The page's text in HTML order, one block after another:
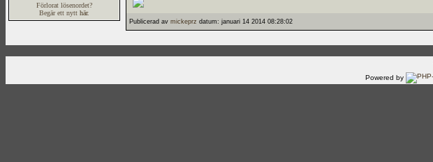
Förlorat lösenordet?
Begär ett nytt här.
Publicerad av mickeprz datum: januari 14 2014 08:28:02
Powered by